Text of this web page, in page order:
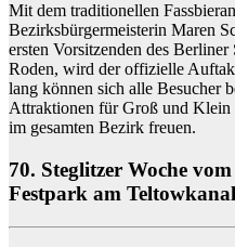
Mit dem traditionellen
Bezirksbürgermeisterin Maren
ersten Vorsitzenden des
Roden, wird der offizielle
lang können sich alle Besucher
Attraktionen für Groß und Klein
im gesamten Bezirk freuen.
70. Steglitzer Woche
Festpark am Teltowkanal